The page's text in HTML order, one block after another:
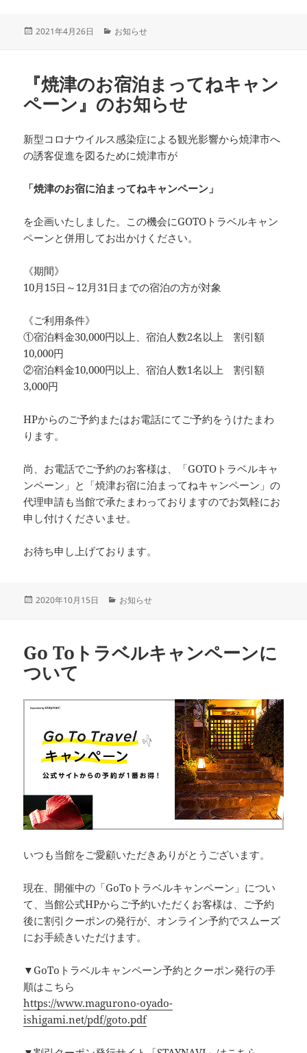
投
2021年4月26日
カ
ー
お知らせ
『焼津のお宿泊まってねキャン
ペーン』のお知らせ
新型コロナウイルス感染症による観光影響から焼津市へ
の誘客促進を図るために焼津市が
「焼津のお宿に泊まってねキャンペーン」
を企画いたしました。この機会にGOTOトラベルキャン
ペーンと併用してお出かけください。
《期間》
10月15日～12月31日までの宿泊の方が対象
《ご利用条件》
①宿泊料金30,000円以上、宿泊人数2名以上 割引額
10,000円
②宿泊料金10,000円以上、宿泊人数1名以上 割引額
3,000円
HPからのご予約またはお電話にてご予約をうけたまわ
ります。
尚、お電話でご予約のお客様は、「GOTOトラベルキャ
ンペーン」と「焼津お宿に泊まってねキャンペーン」の
代理申請も当館で承たまわっておりますのでお気軽にお
申し付けくださいませ。
お待ち申し上げております。
投
2020年10月15日
カ
ー
お知らせ
Go Toトラベルキャンペーンに
ついて
いつも当館をご愛顧いただきありがとうございます。
現在、開催中の「GoToトラベルキャンペーン」につい
て、当館公式HPからご予約いただくお客様は、ご予約
後に割引クーポンの発行が、オンライン予約でスムーズ
にお手続きいただけます。
▼GoToトラベルキャンペーン予約とクーポン発行の手
順はこちら
https://www.magurono-oyado-
ishigami.net/pdf/goto.pdf